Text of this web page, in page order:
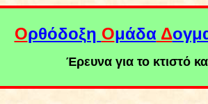
Ορθόδοξη ΟμάδαΔ
Έρευνα για το κτιστό